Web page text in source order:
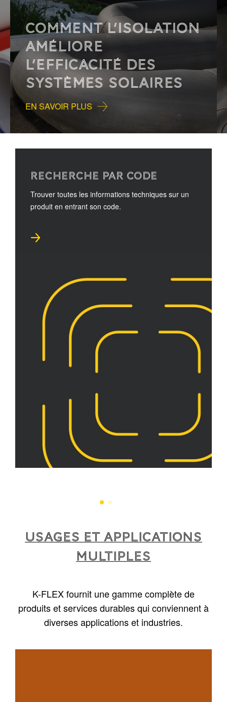
COMMENT L’ISOLATION
AMÉLIORE
L’EFFICACITÉ DES
SYSTÈMES SOLAIRES
EN SAVOIR PLUS
RECHERCHE PAR CODE
Trouver toutes les informations techniques sur un
produit en entrant son code.
USAGES ET APPLICATIONS
MULTIPLES
K-FLEX fournit une gamme complète de
produits et services durables qui conviennent à
diverses applications et industries.